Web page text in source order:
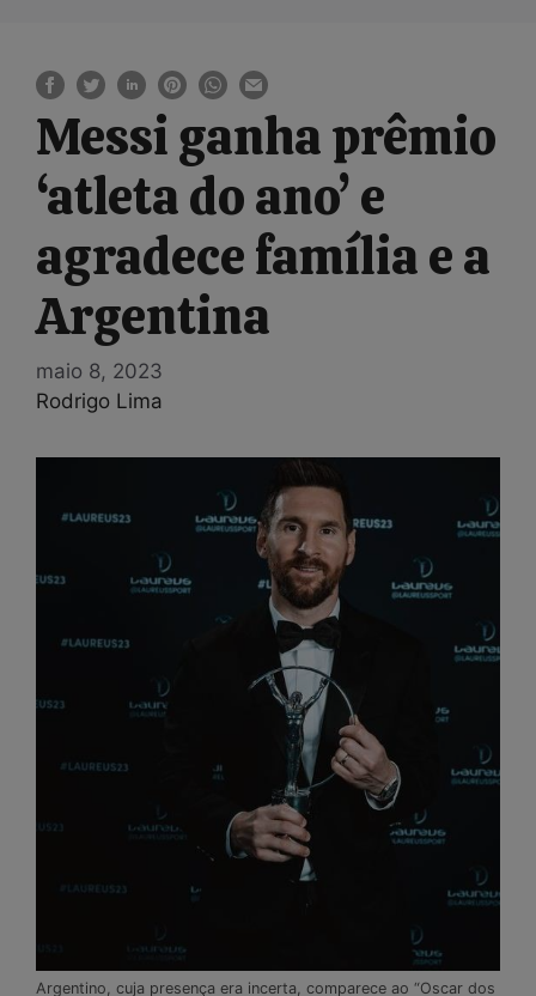
Messi ganha prêmio
‘atleta do ano’ e
agradece família e a
Argentina
maio 8, 2023
Rodrigo Lima
Argentino, cuja presença era incerta, comparece ao “Oscar dos